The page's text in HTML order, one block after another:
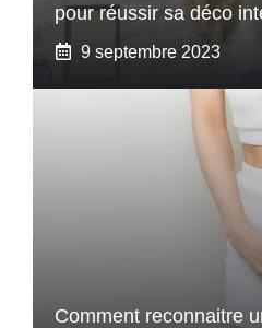
pour réussir sa déco
9 septembre 2023
Comment reconnaitre